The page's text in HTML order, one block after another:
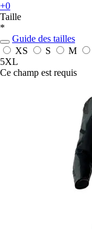
+0
Taille
*
Guide des tailles
XS
S M
5XL
Ce champ est requis